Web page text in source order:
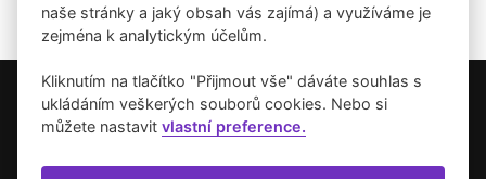
Copyright © 2026 Umění pro město.
Vytvořilo studio Akcelero.cz
naše stránky a jaký obsah vás zajímá) a využíváme je
zejména k analytickým účelům.
Kliknutím na tlačítko "Přijmout vše" dáváte souhlas s
ukládáním veškerých souborů cookies. Nebo si
můžete nastavitvlastní preference.